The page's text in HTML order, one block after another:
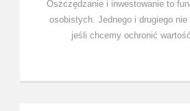
Oszczędzanie i inwestowanie to
osobistych. Jednego i drugiego nie
jeśli chcemy ochronić